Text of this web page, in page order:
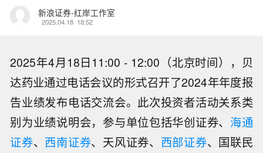
新浪证券-红岸工作室
2025.04.18 18:52
2025年4月18日11:00 - 12:00（北京时间），贝
达药业通过电话会议的形式召开了2024年年度报
告业绩发布电话交流会。此次投资者活动关系类
别为业绩说明会，参与单位包括华创证券、 海通
证券、 西南证券、天风证券、 西部证券、国联民